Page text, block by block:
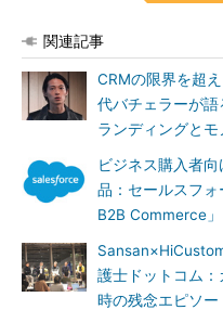
関連記事
CRMの限界を超
代バチェラーが
ランディングとモ
ビジネス購入者
品：セールスフ
B2B Commerce
護士ドットコム
時の残念エピソ